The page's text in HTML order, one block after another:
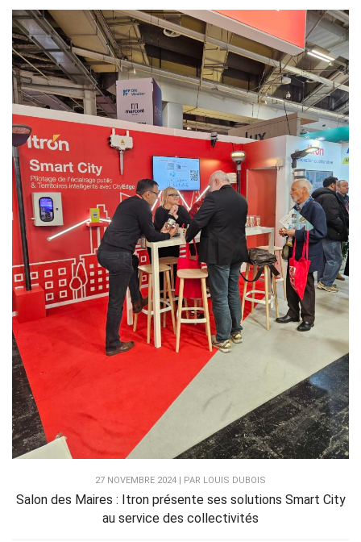
27 NOVEMBRE 2024 | PAR LOUIS DUBOIS
Salon des Maires : Itron présente ses solutions Smart City
au service des collectivités